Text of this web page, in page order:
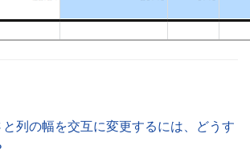
列の幅を交互に変更するには、どうす